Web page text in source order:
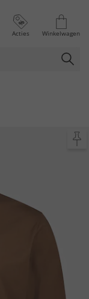
Acties Winkelwagen